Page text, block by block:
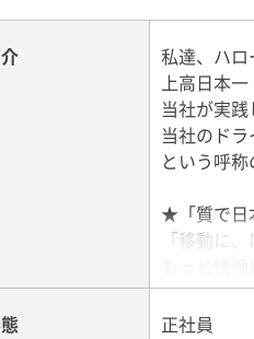
私達、ハ
上高日本
当社が実
当社のド
という呼称
★「質で日
「移動に
もっと快
す！
正社員